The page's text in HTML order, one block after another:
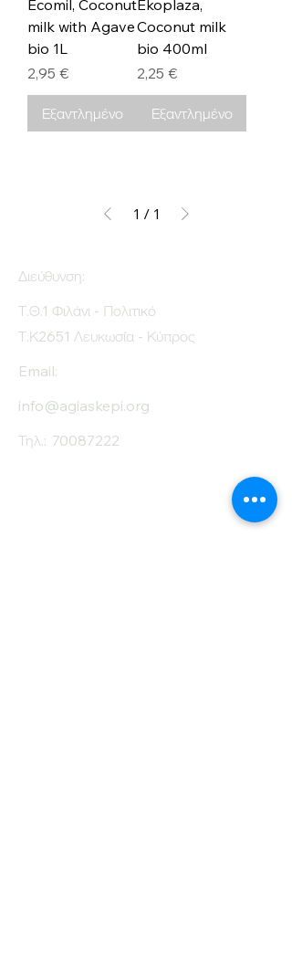
Ecomil, Coconut
milk with Agave
bio 1L
Τιμή
2,95 €
Εξαντλημένο
Ekoplaza,
Coconut milk
bio 400ml
Τιμή
2,25 €
Εξαντλημένο
1 / 1
Διεύθυνση:
Τ.Θ.1 Φιλάνι - Πολιτικό
Τ.Κ2651 Λευκωσία - Κύπρος
Email:
info@agiaskepi.org
Τηλ.: 70087222